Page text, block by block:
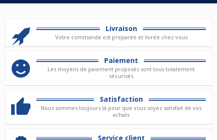
Livraison
Votre commande est preparée et livrée chez vous
Paiement
Les moyens de paiement proposés sont tous totalement
sécurisés
Satisfaction
Nous sommes toujours là pour que vous soyez satisfait de vos
achats
Service client